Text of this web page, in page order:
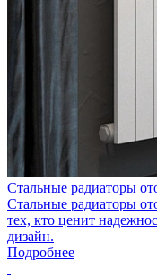
Стальные радиаторы
Стальные радиаторы
тех, кто ценит
дизайн.
Подробнее